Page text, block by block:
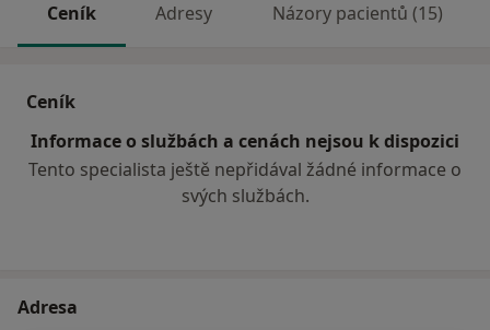
Ceník Adresy Názory pacientů (15)
Ceník
Informace o službách a cenách nejsou k dispozici
Tento specialista ještě nepřidával žádné informace o
svých službách.
Adresa